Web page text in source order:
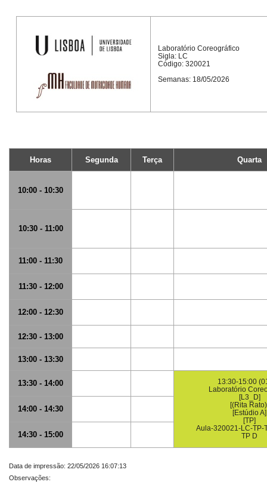
Laboratório Coreográfico
Sigla: LC
Código: 320021
Semanas: 18/05/2026
Horas Segunda Terça Quarta
10:00 - 10:30
10:30 - 11:00
11:00 - 11:30
11:30 - 12:00
12:00 - 12:30
12:30 - 13:00
13:00 - 13:30
13:30 - 14:00
13:30-15:00
Laboratório
[L3_D]
[(Rita
[Estúdio A]
[TP]
Aula-320021-LC-TP-
TP D
14:00 - 14:30
14:30 - 15:00
Data de impressão: 22/05/2026 16:07:13
Observações: